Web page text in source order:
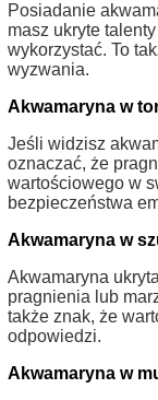
Posiadanie
masz ukryte
wykorzystać. To
wyzwania.
Akwamaryna w
Jeśli widzisz
oznaczać, że
wartościowego w
bezpieczeństwa
Akwamaryna w
Akwamaryna
pragnienia lub
także znak, że
odpowiedzi.
Akwamaryna w